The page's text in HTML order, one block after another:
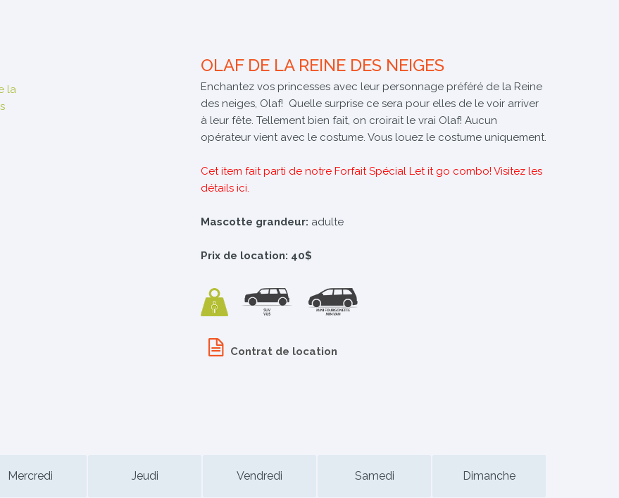
OLAF DE LA REINE DES NEIGES
Enchantez vos princesses avec leur personnage préféré de la Reine
des neiges, Olaf! Quelle surprise ce sera pour elles de le voir arriver
à leur fête. Tellement bien fait, on croirait le vrai Olaf! Aucun
opérateur vient avec le costume. Vous louez le costume uniquement.
Cet item fait parti de notre Forfait Spécial Let it go combo!Visitez les
détails ici.
Mascotte grandeur: adulte
Prix de location: 40$
Contrat de location
Mercredi Jeudi Vendredi Samedi Dimanche